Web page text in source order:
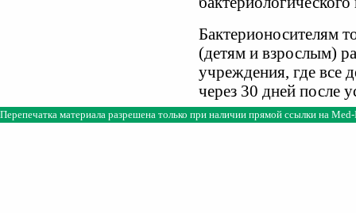
Бактерионосителям
(детям и взрослым)
учреждения, где все
через 30 дней после
Перепечатка материала разрешена только при наличии прямой ссылки на